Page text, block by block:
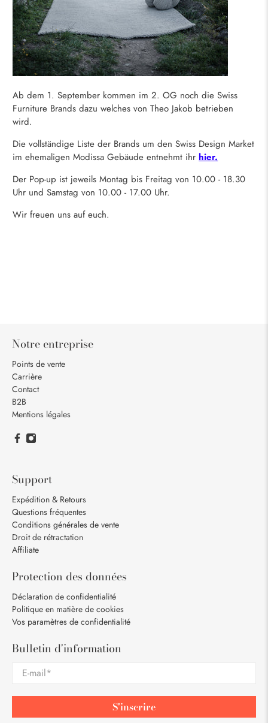
Ab dem 1. September kommen im 2. OG noch die Swiss
Furniture Brands dazu welches von Theo Jakob betrieben
wird.
Die vollständige Liste der Brands um den Swiss Design Market
im ehemaligen Modissa Gebäude entnehmt ihrhier.
Der Pop-up ist jeweils Montag bis Freitag von 10.00 - 18.30
Uhr und Samstag von 10.00 - 17.00 Uhr.
Wir freuen uns auf euch.
Notre entreprise
Points de vente
Carrière
Contact
B2B
Mentions légales
Support
Expédition & Retours
Questions fréquentes
Conditions générales de vente
Droit de rétractation
Affiliate
Protection des données
Déclaration de confidentialité
Politique en matière de cookies
Vos paramètres de confidentialité
Bulletin d'information
E-mail*
S'inscrire